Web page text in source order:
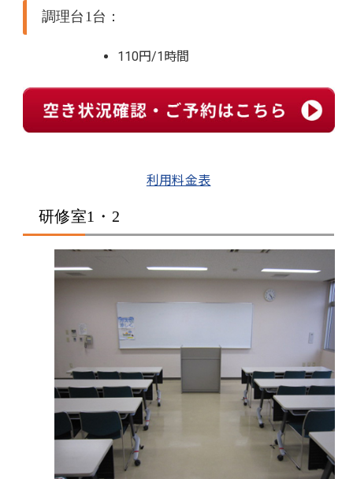
調理台1台：
110円/1時間
利用料金表
研修室1・2